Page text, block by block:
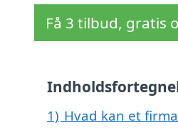
Få 3 tilbud, gratis
1) Hvad kan et